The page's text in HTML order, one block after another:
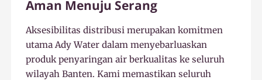
Aman Menuju Serang
Aksesibilitas distribusi merupakan komitmen
utama Ady Water dalam menyebarluaskan
produk penyaringan air berkualitas ke seluruh
wilayah Banten. Kami memastikan seluruh